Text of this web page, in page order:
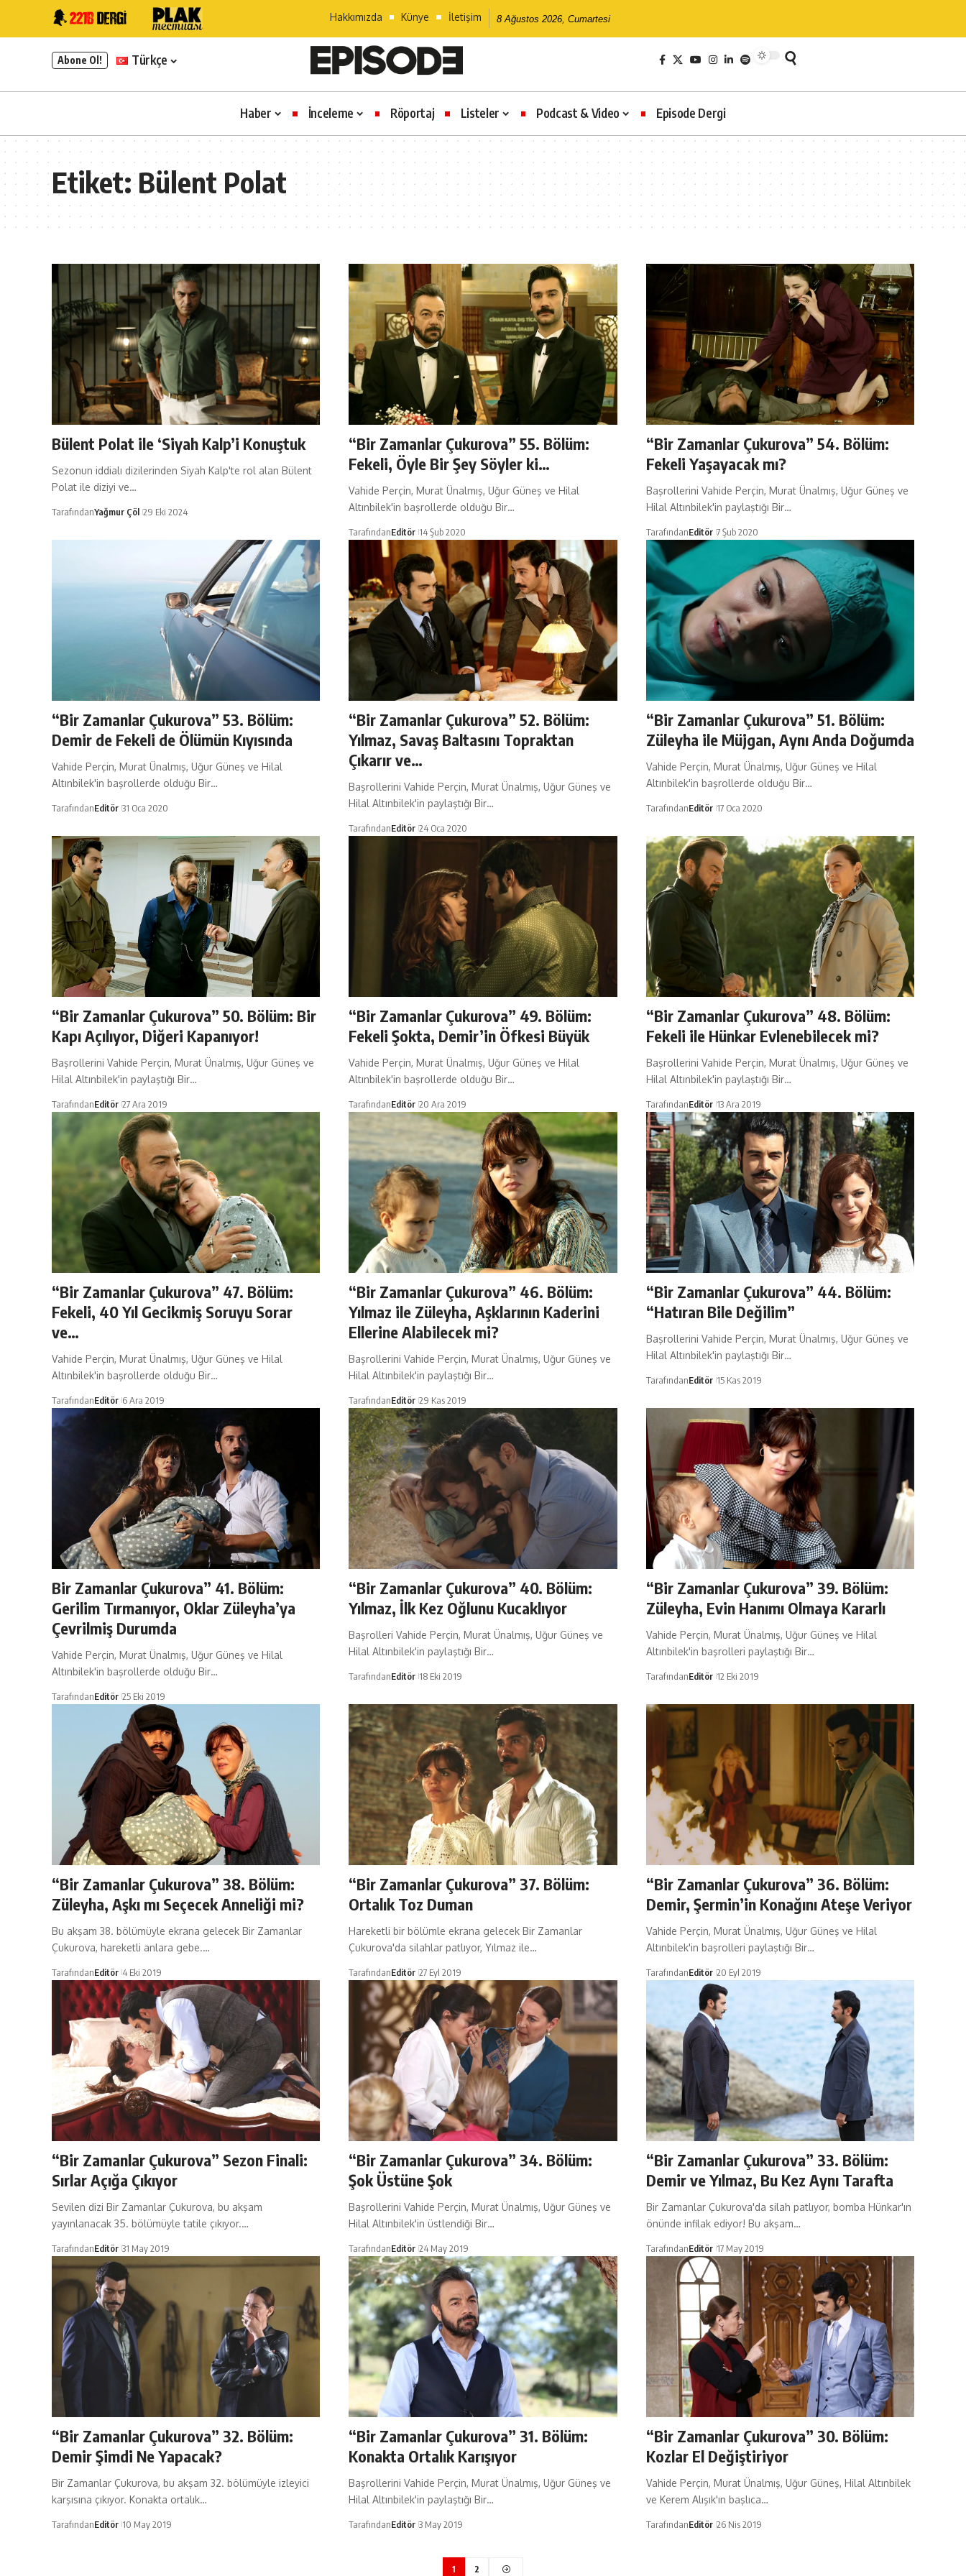
Hakkımızda Künye İletişim 8 Ağustos 2026, Cumartesi
Abone Ol! Türkçe
Haber İnceleme Röportaj Listeler Podcast & Video Episode Dergi
Etiket:Bülent Polat
Bülent Polat ile ‘Siyah Kalp’i Konuştuk
Sezonun iddialı dizilerinden Siyah Kalp'te rol alan Bülent
Polat ile diziyi ve…
TarafındanYağmur Çöl 29 Eki 2024
“Bir Zamanlar Çukurova” 55. Bölüm:
Fekeli, Öyle Bir Şey Söyler ki…
Vahide Perçin, Murat Ünalmış, Uğur Güneş ve Hilal
Altınbilek'in başrollerde olduğu Bir…
TarafındanEditör 14 Şub 2020
“Bir Zamanlar Çukurova” 54. Bölüm:
Fekeli Yaşayacak mı?
Başrollerini Vahide Perçin, Murat Ünalmış, Uğur Güneş ve
Hilal Altınbilek'in paylaştığı Bir…
TarafındanEditör 7 Şub 2020
“Bir Zamanlar Çukurova” 53. Bölüm:
Demir de Fekeli de Ölümün Kıyısında
Vahide Perçin, Murat Ünalmış, Uğur Güneş ve Hilal
Altınbilek'in başrollerde olduğu Bir…
TarafındanEditör 31 Oca 2020
“Bir Zamanlar Çukurova” 52. Bölüm:
Yılmaz, Savaş Baltasını Topraktan
Çıkarır ve…
Başrollerini Vahide Perçin, Murat Ünalmış, Uğur Güneş ve
Hilal Altınbilek'in paylaştığı Bir…
TarafındanEditör 24 Oca 2020
“Bir Zamanlar Çukurova” 51. Bölüm:
Züleyha ile Müjgan, Aynı Anda Doğumda
Vahide Perçin, Murat Ünalmış, Uğur Güneş ve Hilal
Altınbilek'in başrollerde olduğu Bir…
TarafındanEditör 17 Oca 2020
“Bir Zamanlar Çukurova” 50. Bölüm: Bir
Kapı Açılıyor, Diğeri Kapanıyor!
Başrollerini Vahide Perçin, Murat Ünalmış, Uğur Güneş ve
Hilal Altınbilek'in paylaştığı Bir…
TarafındanEditör 27 Ara 2019
“Bir Zamanlar Çukurova” 49. Bölüm:
Fekeli Şokta, Demir’in Öfkesi Büyük
Vahide Perçin, Murat Ünalmış, Uğur Güneş ve Hilal
Altınbilek'in başrollerde olduğu Bir…
TarafındanEditör 20 Ara 2019
“Bir Zamanlar Çukurova” 48. Bölüm:
Fekeli ile Hünkar Evlenebilecek mi?
Başrollerini Vahide Perçin, Murat Ünalmış, Uğur Güneş ve
Hilal Altınbilek'in paylaştığı Bir…
TarafındanEditör 13 Ara 2019
“Bir Zamanlar Çukurova” 47. Bölüm:
Fekeli, 40 Yıl Gecikmiş Soruyu Sorar
ve…
Vahide Perçin, Murat Ünalmış, Uğur Güneş ve Hilal
Altınbilek'in başrollerde olduğu Bir…
TarafındanEditör 6 Ara 2019
“Bir Zamanlar Çukurova” 46. Bölüm:
Yılmaz ile Züleyha, Aşklarının Kaderini
Ellerine Alabilecek mi?
Başrollerini Vahide Perçin, Murat Ünalmış, Uğur Güneş ve
Hilal Altınbilek'in paylaştığı Bir…
TarafındanEditör 29 Kas 2019
“Bir Zamanlar Çukurova” 44. Bölüm:
“Hatıran Bile Değilim”
Başrollerini Vahide Perçin, Murat Ünalmış, Uğur Güneş ve
Hilal Altınbilek'in paylaştığı Bir…
TarafındanEditör 15 Kas 2019
Bir Zamanlar Çukurova” 41. Bölüm:
Gerilim Tırmanıyor, Oklar Züleyha’ya
Çevrilmiş Durumda
Vahide Perçin, Murat Ünalmış, Uğur Güneş ve Hilal
Altınbilek'in başrollerde olduğu Bir…
TarafındanEditör 25 Eki 2019
“Bir Zamanlar Çukurova” 40. Bölüm:
Yılmaz, İlk Kez Oğlunu Kucaklıyor
Başrolleri Vahide Perçin, Murat Ünalmış, Uğur Güneş ve
Hilal Altınbilek'in paylaştığı Bir…
TarafındanEditör 18 Eki 2019
“Bir Zamanlar Çukurova” 39. Bölüm:
Züleyha, Evin Hanımı Olmaya Kararlı
Vahide Perçin, Murat Ünalmış, Uğur Güneş ve Hilal
Altınbilek'in başrolleri paylaştığı Bir…
TarafındanEditör 12 Eki 2019
“Bir Zamanlar Çukurova” 38. Bölüm:
Züleyha, Aşkı mı Seçecek Anneliği mi?
Bu akşam 38. bölümüyle ekrana gelecek Bir Zamanlar
Çukurova, hareketli anlara gebe.…
TarafındanEditör 4 Eki 2019
“Bir Zamanlar Çukurova” 37. Bölüm:
Ortalık Toz Duman
Hareketli bir bölümle ekrana gelecek Bir Zamanlar
Çukurova'da silahlar patlıyor, Yılmaz ile…
TarafındanEditör 27 Eyl 2019
“Bir Zamanlar Çukurova” 36. Bölüm:
Demir, Şermin’in Konağını Ateşe Veriyor
Vahide Perçin, Murat Ünalmış, Uğur Güneş ve Hilal
Altınbilek'in başrolleri paylaştığı Bir…
TarafındanEditör 20 Eyl 2019
“Bir Zamanlar Çukurova” Sezon Finali:
Sırlar Açığa Çıkıyor
Sevilen dizi Bir Zamanlar Çukurova, bu akşam
yayınlanacak 35. bölümüyle tatile çıkıyor.…
TarafındanEditör 31 May 2019
“Bir Zamanlar Çukurova” 34. Bölüm:
Şok Üstüne Şok
Başrollerini Vahide Perçin, Murat Ünalmış, Uğur Güneş ve
Hilal Altınbilek'in üstlendiği Bir…
TarafındanEditör 24 May 2019
“Bir Zamanlar Çukurova” 33. Bölüm:
Demir ve Yılmaz, Bu Kez Aynı Tarafta
Bir Zamanlar Çukurova'da silah patlıyor, bomba Hünkar'ın
önünde infilak ediyor! Bu akşam…
TarafındanEditör 17 May 2019
“Bir Zamanlar Çukurova” 32. Bölüm:
Demir Şimdi Ne Yapacak?
Bir Zamanlar Çukurova, bu akşam 32. bölümüyle izleyici
karşısına çıkıyor. Konakta ortalık…
TarafındanEditör 10 May 2019
“Bir Zamanlar Çukurova” 31. Bölüm:
Konakta Ortalık Karışıyor
Başrollerini Vahide Perçin, Murat Ünalmış, Uğur Güneş ve
Hilal Altınbilek'in paylaştığı Bir…
TarafındanEditör 3 May 2019
“Bir Zamanlar Çukurova” 30. Bölüm:
Kozlar El Değiştiriyor
Vahide Perçin, Murat Ünalmış, Uğur Güneş, Hilal Altınbilek
ve Kerem Alışık'ın başlıca…
TarafındanEditör 26 Nis 2019
1 2